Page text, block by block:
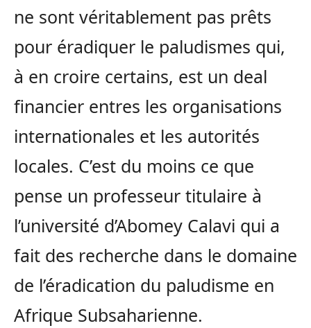
ne sont véritablement pas prêts
pour éradiquer le paludismes qui,
à en croire certains, est un deal
financier entres les organisations
internationales et les autorités
locales. C’est du moins ce que
pense un professeur titulaire à
l’université d’Abomey Calavi qui a
fait des recherche dans le domaine
de l’éradication du paludisme en
Afrique Subsaharienne.